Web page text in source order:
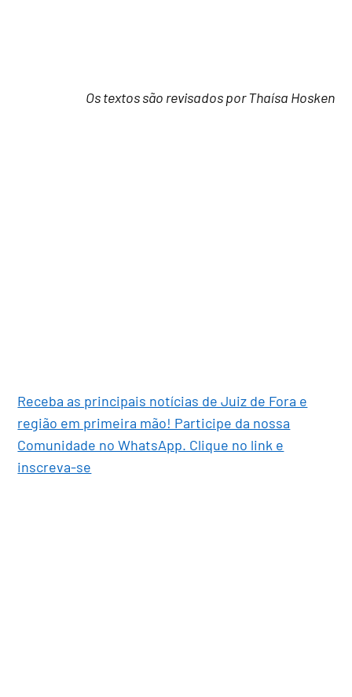
Os textos são revisados por Thaísa Hosken
Receba as principais notícias de Juiz de Fora e
região em primeira mão! Participe da nossa
Comunidade no WhatsApp. Clique no link e
inscreva-se